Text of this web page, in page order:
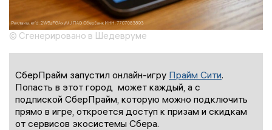
© Сгенерировано в Шедевруме
СберПрайм запустил онлайн-игру Прайм Сити.
Попасть в этот город может каждый, а с
подпиской СберПрайм, которую можно подключить
прямо в игре, откроется доступ к призам и скидкам
от сервисов экосистемы Сбера.